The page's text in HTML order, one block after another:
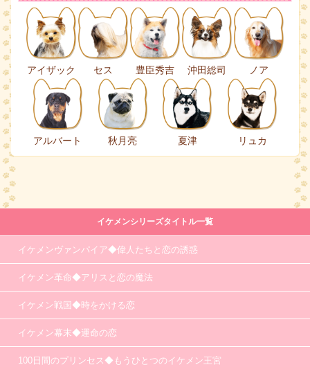
アイザック セス 豊臣秀吉 沖田総司 ノア
アルバート 秋月亮 夏津 リュカ
イケメンシリーズタイトル一覧
イケメンヴァンパイア◆偉人たちと恋の誘惑
イケメン革命◆アリスと恋の魔法
イケメン戦国◆時をかける恋
イケメン幕末◆運命の恋
100日間のプリンセス◆もうひとつのイケメン王宮